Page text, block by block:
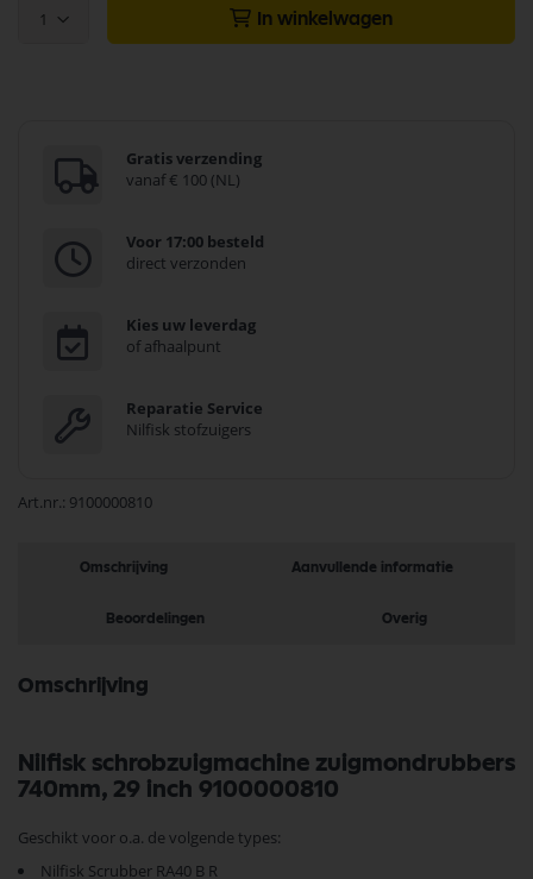
1 In winkelwagen
Gratis verzending
vanaf € 100 (NL)
Voor 17:00 besteld
direct verzonden
Kies uw leverdag
of afhaalpunt
Reparatie Service
Nilfisk stofzuigers
Art.nr. 9100000810
Omschrijving Aanvullende informatie
Beoordelingen Overig
Omschrijving
Nilfisk schrobzuigmachine zuigmondrubbers
740mm, 29 inch 9100000810
Geschikt voor o.a. de volgende types:
Nilfisk Scrubber RA40 B R